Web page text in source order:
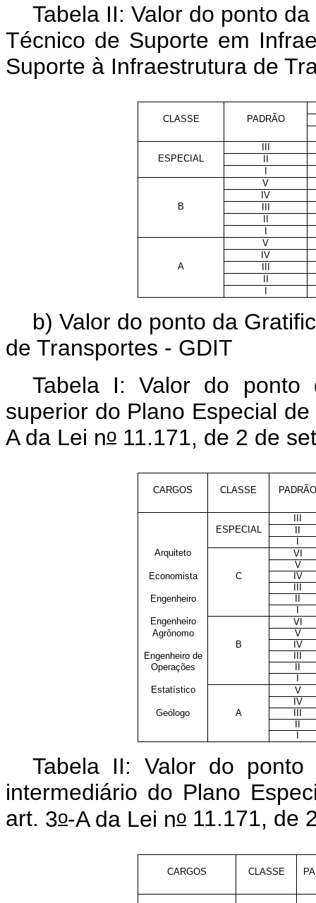
Tabela II: Valor do ponto
Técnico de Suporte em
Suporte à Infraestrutura de
CLASSE PADRÃO
III
ESPECIAL
II
I
V
IV
B
III
II
I
V
IV
A
III
II
I
b) Valor do ponto da
de Transportes - GDIT
Tabela I: Valor do
superior do Plano Especial
A da Lei no 11.171, de 2 de
CARGOS CLASSE PADRÃO
ESPECIAL
Arquiteto
VI
V
Economista
C
IV
Engenheiro
Engenheiro
VI
Agrônomo
V
B
IV
Engenheiro de
Operações
Estatístico
V
IV
Geólogo
A
Tabela II: Valor do
intermediário do Plano
art. 3o-A da Lei no 11.171, de
CARGOS CLASSE